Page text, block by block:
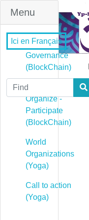
Menu
Governance
(BlockChain)
Governance -
Organize -
Participate
(BlockChain)
World
Organizations
(Yoga)
Call to action
(Yoga)
Ici en Français
Find